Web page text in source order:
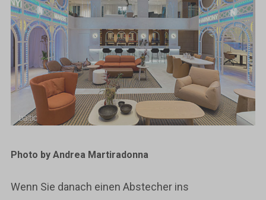
Photo by Andrea Martiradonna
Wenn Sie danach einen Abstecher ins